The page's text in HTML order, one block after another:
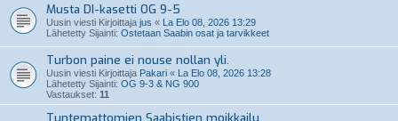
Musta DI-kasetti OG 9-5
Uusin viesti Kirjoittaja jus « La Elo 08, 2026 13:29
Lähetetty Sijainti: Ostetaan Saabin osat ja tarvikkeet
Turbon paine ei nouse nollan yli.
Uusin viesti Kirjoittaja Pakari « La Elo 08, 2026 13:28
Lähetetty Sijainti: OG 9-3 & NG 900
Vastaukset: 11
Tuntemattomien Saabistien moikkailu